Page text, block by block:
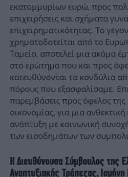
εκατομμυρίων ευρώ, προς
επιχειρήσεις και σχήματα
επιχειρηματικότητας. Το
χρηματοδοτείται από το
Ταμείο, αποτελεί μια ακόμα
στο ερώτημα που και προς
κατευθύνονται τα κονδύλια
πόρους που εξασφαλίσαμε.
παρεμβάσεις προς όφελος της
οικονομίας, για μια
ανάπτυξη με κοινωνική
των εισοδημάτων των
Η Διευθύνουσα Σύμβουλος της
Αναπτυξιακής Τράπεζας,